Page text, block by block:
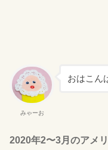
みゃーお
おはこん
2020年2〜3月のアメ